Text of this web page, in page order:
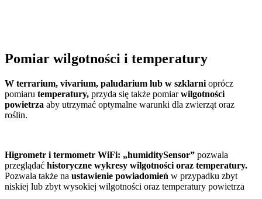
Pomiar wilgotności i temperatury
W terrarium, vivarium, paludarium lub w szklarni oprócz
pomiaru temperatury, przyda się także pomiarwilgotności
powietrza aby utrzymać optymalne warunki dla zwierząt oraz
roślin.
Higrometr i termometr WiFi: „humiditySensor” pozwala
przeglądać historyczne wykresy wilgotności oraz temperatury.
Pozwala także na ustawienie powiadomień w przypadku zbyt
niskiej lub zbyt wysokiej wilgotności oraz temperatury powietrza